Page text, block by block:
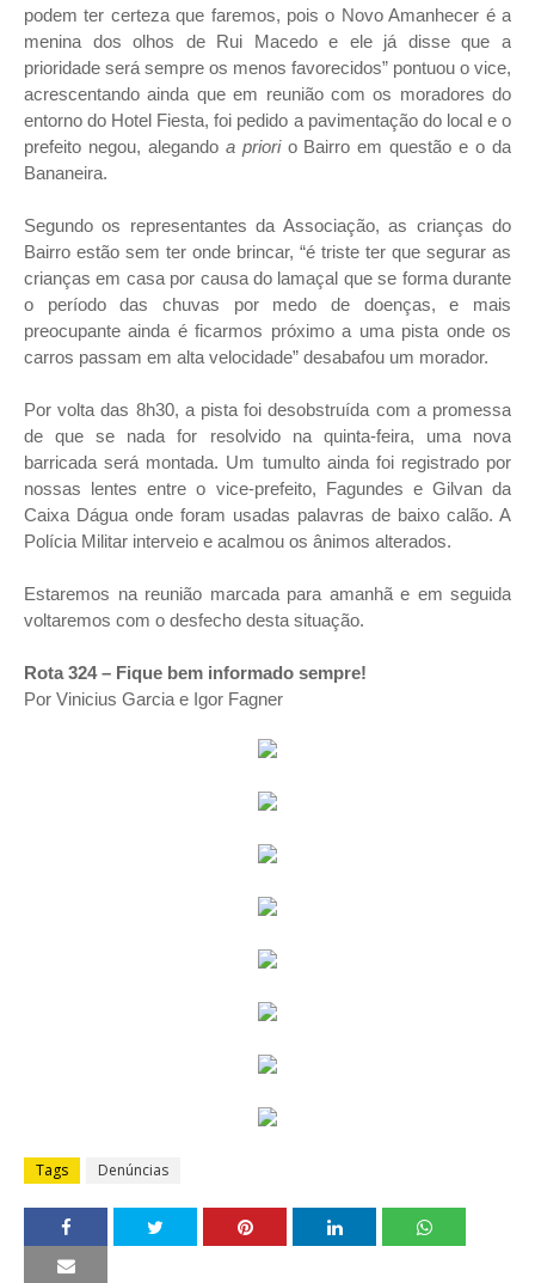
podem ter certeza que faremos, pois o Novo Amanhecer é a
menina dos olhos de Rui Macedo e ele já disse que a
prioridade será sempre os menos favorecidos” pontuou o vice,
acrescentando ainda que em reunião com os moradores do
entorno do Hotel Fiesta, foi pedido a pavimentação do local e o
prefeito negou, alegando a priorio Bairro em questão e o da
Bananeira.
Segundo os representantes da Associação, as crianças do
Bairro estão sem ter onde brincar, “é triste ter que segurar as
crianças em casa por causa do lamaçal que se forma durante
o período das chuvas por medo de doenças, e mais
preocupante ainda é ficarmos próximo a uma pista onde os
carros passam em alta velocidade” desabafou um morador.
Por volta das 8h30, a pista foi desobstruída com a promessa
de que se nada for resolvido na quinta-feira, uma nova
barricada será montada. Um tumulto ainda foi registrado por
nossas lentes entre o vice-prefeito, Fagundes e Gilvan da
Caixa Dágua onde foram usadas palavras de baixo calão. A
Polícia Militar interveio e acalmou os ânimos alterados.
Estaremos na reunião marcada para amanhã e em seguida
voltaremos com o desfecho desta situação.
Rota 324 – Fique bem informado sempre!
Por Vinicius Garcia e Igor Fagner
Tags Denúncias